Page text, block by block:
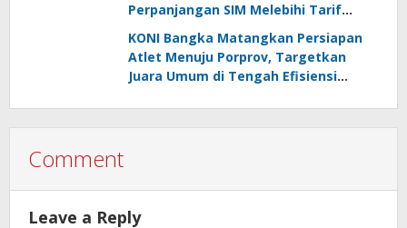
Perpanjangan SIM Melebihi Tarif
Resmi, Kapolres Bangka Beri
Tanggapan
KONI Bangka Matangkan Persiapan
Atlet Menuju Porprov, Targetkan
Juara Umum di Tengah Efisiensi
Comment
Leave a Reply